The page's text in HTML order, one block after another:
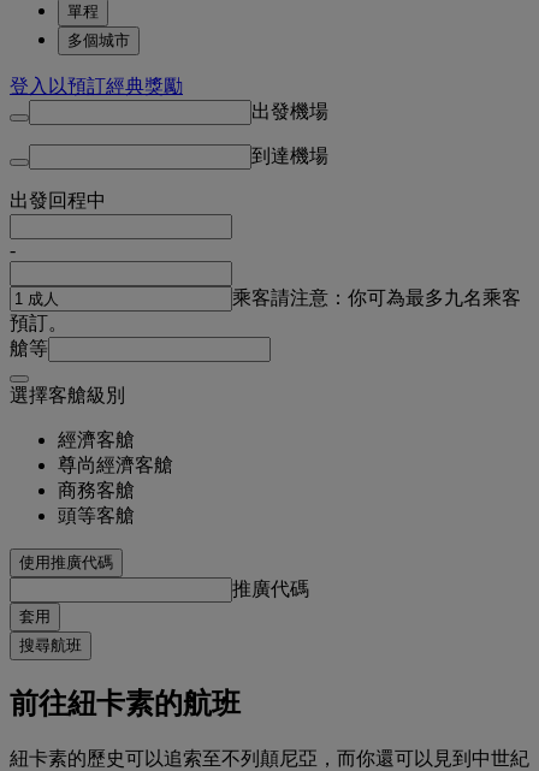
單程
多個城市
登入以預訂經典獎勵
出發機場
到達機場
出發回程中
-
乘客請注意：你可為最多九名乘客
預訂。
艙等
選擇客艙級別
經濟客艙
尊尚經濟客艙
商務客艙
頭等客艙
使用推廣代碼
推廣代碼
套用
搜尋航班
前往紐卡素的航班
紐卡素的歷史可以追索至不列顛尼亞，而你還可以見到中世紀